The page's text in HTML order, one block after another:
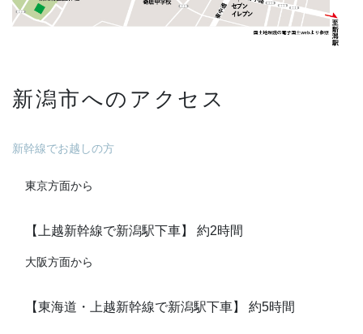
新潟市へのアクセス
新幹線でお越しの方
東京方面から
【上越新幹線で新潟駅下車】 約2時間
大阪方面から
【東海道・上越新幹線で新潟駅下車】 約5時間